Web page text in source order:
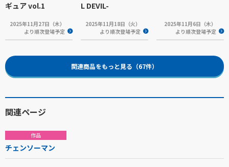
ギュア vol.1
2025年11月27日（木）
より順次登場予定
L DEVIL-
2025年11月18日（火）
より順次登場予定
2025年11月6日（木）
より順次登場予定
関連商品をもっと見る（67件）
関連ページ
作品
チェンソーマン